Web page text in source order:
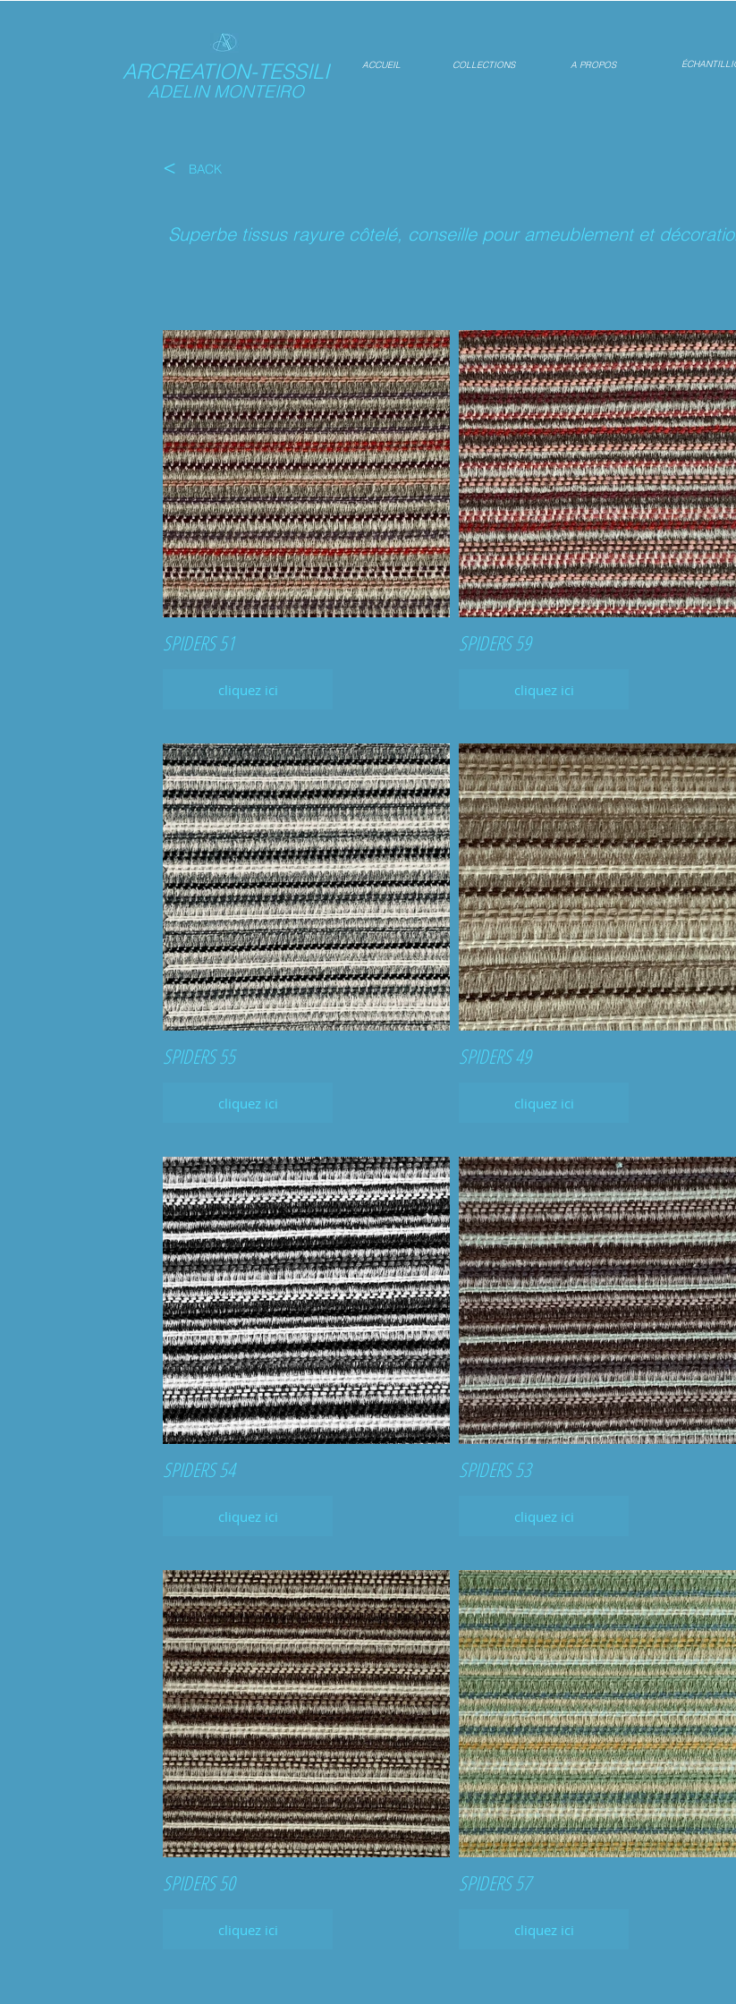
ARCREATION-TESSILI
ADELIN MONTEIRO
ACCUEIL COLLECTIONS A PROPOS
< BACK
Superbe tissus rayure côtelé, conseille pour ameublement et
SPIDERS 51
cliquez ici
SPIDERS 59
cliquez ici
SPIDERS 55
cliquez ici
SPIDERS 49
cliquez ici
SPIDERS 54
cliquez ici
SPIDERS 53
cliquez ici
SPIDERS 50
cliquez ici
SPIDERS 57
cliquez ici